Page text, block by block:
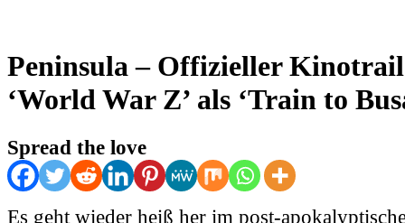
Peninsula – Offizieller
‘World War Z’ als ‘Train to
Spread the love
Es geht wieder heiß her im post-